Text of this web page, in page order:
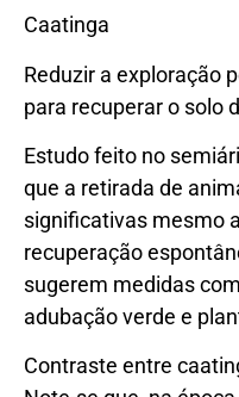
Caatinga
Reduzir a exploração
para recuperar o solo
Estudo feito no
que a retirada de
significativas mesmo
recuperação
sugerem medidas
adubação verde e
Contraste entre